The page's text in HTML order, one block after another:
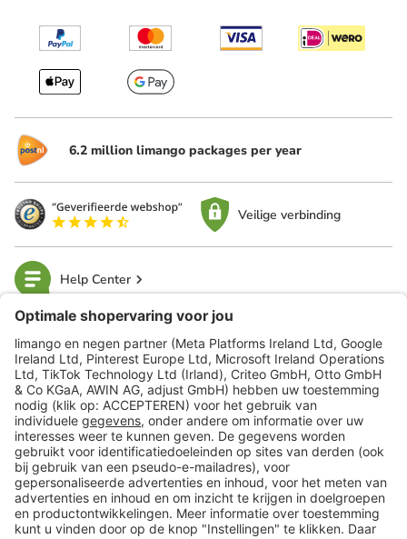
6.2 million limango packages per year
Veilige verbinding
Help Center
limango
Veilig winkelen
Klantenservice
Shop
Acties